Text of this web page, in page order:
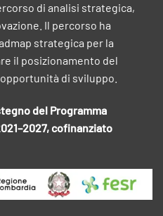
di analisi strategica,
Il percorso ha
strategica per la
il posizionamento del
di sviluppo.
del Programma
cofinanziato